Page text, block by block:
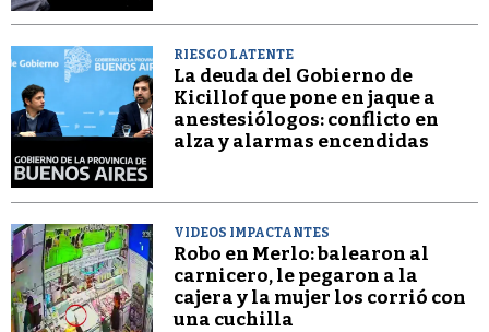
RIESGO LATENTE
La deuda del Gobierno de
Kicillof que pone en jaque a
anestesiólogos: conflicto en
alza y alarmas encendidas
VIDEOS IMPACTANTES
Robo en Merlo: balearon al
carnicero, le pegaron a la
cajera y la mujer los corrió con
una cuchilla